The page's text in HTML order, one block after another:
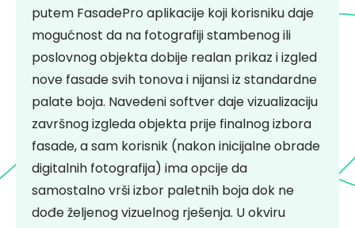
putem FasadePro aplikacije koji korisniku daje
mogućnost da na fotografiji stambenog ili
poslovnog objekta dobije realan prikaz i izgled
nove fasade svih tonova i nijansi iz standardne
palate boja. Navedeni softver daje vizualizaciju
završnog izgleda objekta prije finalnog izbora
fasade, a sam korisnik (nakon inicijalne obrade
digitalnih fotografija) ima opcije da
samostalno vrši izbor paletnih boja dok ne
dođe željenog vizuelnog rješenja. U okviru